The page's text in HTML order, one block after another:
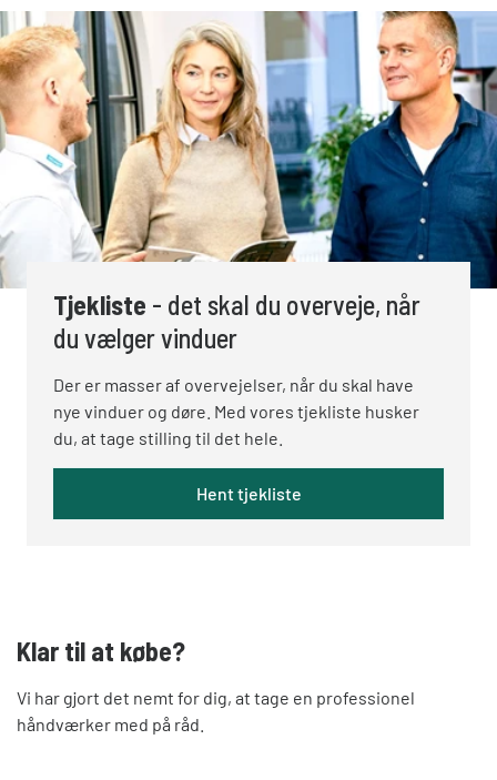
Tjekliste - det skal du overveje, når
du vælger vinduer
Der er masser af overvejelser, når du skal have
nye vinduer og døre. Med vores tjekliste husker
du, at tage stilling til det hele.
Hent tjekliste
Klar til at købe?
Vi har gjort det nemt for dig, at tage en professionel
håndværker med på råd.